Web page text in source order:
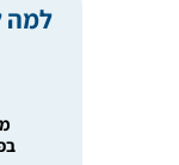
למה